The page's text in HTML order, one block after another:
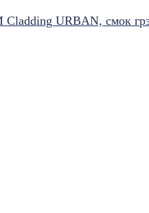
URBAN, смок